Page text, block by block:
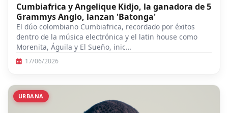
Cumbiafrica y Angelique Kidjo, la ganadora de 5
Grammys Anglo, lanzan 'Batonga'
El dúo colombiano Cumbiafrica, recordado por éxitos
dentro de la música electrónica y el latin house como
Morenita, Águila y El Sueño, inic…
17/06/2026
URBANA